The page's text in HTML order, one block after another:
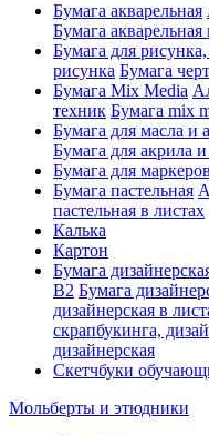
Бумага акварельная
Бумага акварельная
Бумага для
рисунка Бумага
Бумага Mix Media
техник Бумага mix
Бумага для масла и
Бумага для акрила
Бумага для маркеров
Бумага пастельная
пастельная в листах
Калька
Картон
Бумага
В2 Бумага
дизайнерская в
скрапбукинга,
дизайнерская
Скетчбуки
Мольберты и этюдники